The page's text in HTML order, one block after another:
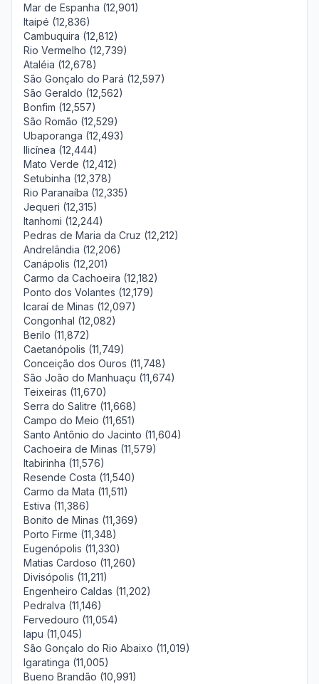
Mar de Espanha (12,901)
Itaipé (12,836)
Cambuquira (12,812)
Rio Vermelho (12,739)
Ataléia (12,678)
São Gonçalo do Pará (12,597)
São Geraldo (12,562)
Bonfim (12,557)
São Romão (12,529)
Ubaporanga (12,493)
Ilicínea (12,444)
Mato Verde (12,412)
Setubinha (12,378)
Rio Paranaíba (12,335)
Jequeri (12,315)
Itanhomi (12,244)
Pedras de Maria da Cruz (12,212)
Andrelândia (12,206)
Canápolis (12,201)
Carmo da Cachoeira (12,182)
Ponto dos Volantes (12,179)
Icaraí de Minas (12,097)
Congonhal (12,082)
Berilo (11,872)
Caetanópolis (11,749)
Conceição dos Ouros (11,748)
São João do Manhuaçu (11,674)
Teixeiras (11,670)
Serra do Salitre (11,668)
Campo do Meio (11,651)
Santo Antônio do Jacinto (11,604)
Cachoeira de Minas (11,579)
Itabirinha (11,576)
Resende Costa (11,540)
Carmo da Mata (11,511)
Estiva (11,386)
Bonito de Minas (11,369)
Porto Firme (11,348)
Eugenópolis (11,330)
Matias Cardoso (11,260)
Divisópolis (11,211)
Engenheiro Caldas (11,202)
Pedralva (11,146)
Fervedouro (11,054)
Iapu (11,045)
São Gonçalo do Rio Abaixo (11,019)
Igaratinga (11,005)
Bueno Brandão (10,991)